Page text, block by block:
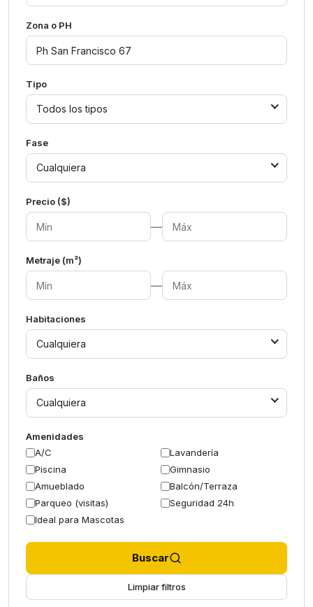
Zona o PH
Tipo
Todos los tipos
Fase
Cualquiera
Precio ($)
—
Metraje (m²)
—
Habitaciones
Cualquiera
Baños
Cualquiera
Amenidades
A/C
Lavandería
Piscina
Gimnasio
Amueblado
Balcón/Terraza
Parqueo (visitas)
Seguridad 24h
Ideal para Mascotas
Buscar
Limpiar filtros